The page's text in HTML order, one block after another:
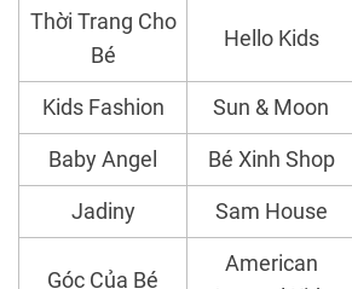
Thời Trang Cho
Bé
Hello Kids
Kids Fashion Sun & Moon
Baby Angel Bé Xinh Shop
Jadiny Sam House
Góc Của Bé
American